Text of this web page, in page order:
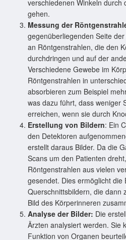
verschiedenen Winkeln durch
gehen.
Messung der
gegenüberliegenden Seite
an Röntgenstrahlen, die den
durchdringen und auf der
Verschiedene Gewebe im
Röntgenstrahlen in
absorbieren zum Beispiel
was dazu führt, dass weniger
erreichen, wenn sie durch
Erstellung von Bildern: Ein
den Detektoren
erstellt daraus Bilder. Da die
Scans um den Patienten
Röntgenstrahlen aus vielen
gesendet. Dies ermöglicht die
Querschnittsbildern, die dann
Bild des Körperinneren
Analyse der Bilder: Die
Ärzten analysiert werden. Sie
Funktion von Organen